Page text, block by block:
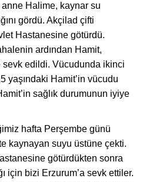
anne Halime, kaynar su
gördü. Akçilad çifti
Hastanesine götürdü.
ardından Hamit,
edildi. Vücudunda ikinci
yaşındaki Hamit’in vücudu
sağlık durumunun iyiye
hafta Perşembe günü
kaynayan suyu üstüne çekti.
götürdükten sonra
için bizi Erzurum’a sevk ettiler.